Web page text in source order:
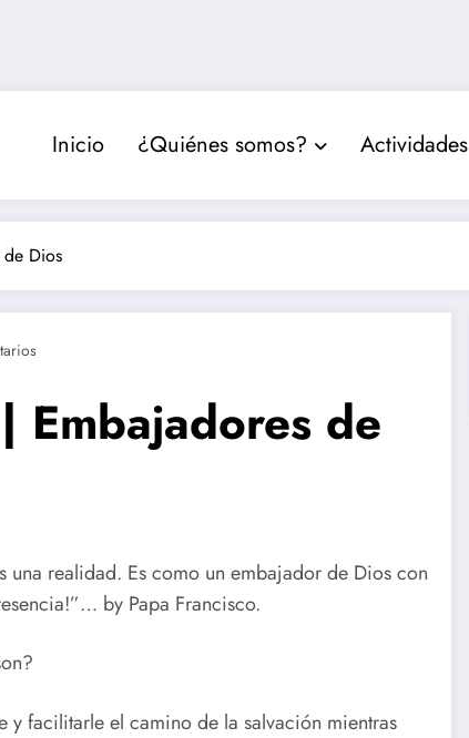
Inicio ¿Quiénes somos? Actividades
Dios
Embajadores de
una realidad. Es como un embajador de Dios con
by Papa Francisco.
facilitarle el camino de la salvación mientras